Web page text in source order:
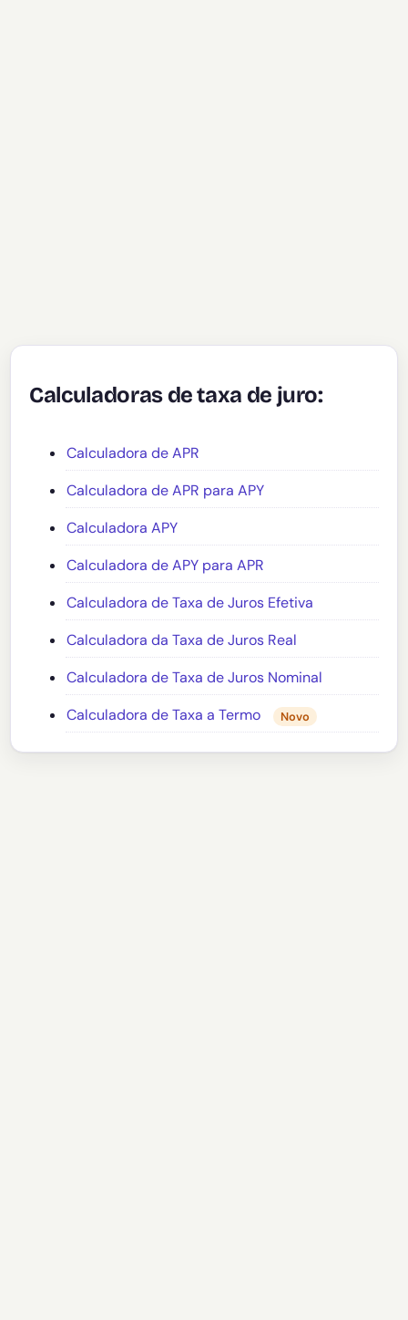
Calculadoras de taxa de juro:
Calculadora de APR
Calculadora de APR para APY
Calculadora APY
Calculadora de APY para APR
Calculadora de Taxa de Juros Efetiva
Calculadora da Taxa de Juros Real
Calculadora de Taxa de Juros Nominal
Calculadora de Taxa a Termo
Novo